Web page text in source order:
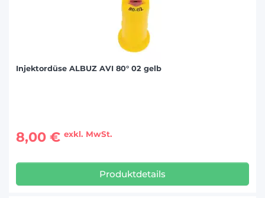
Injektordüse ALBUZ AVI 80° 02 gelb
8,00 € exkl. MwSt.
Produktdetails